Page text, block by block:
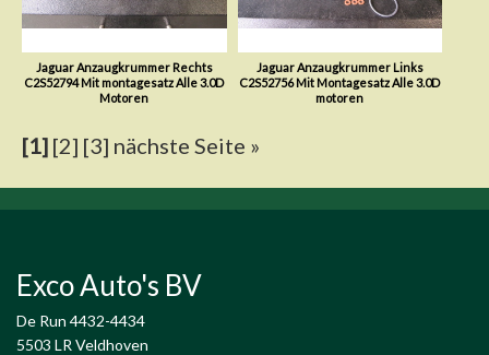
Jaguar Anzaugkrummer Rechts
C2S52794 Mit montagesatz Alle 3.0D
Motoren
Jaguar Anzaugkrummer Links
C2S52756 Mit Montagesatz Alle 3.0D
motoren
[1] [2] [3] nächste Seite »
Exco Auto's BV
De Run 4432-4434
5503 LR Veldhoven